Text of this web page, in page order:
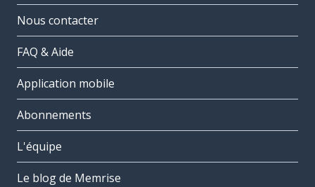
Nous contacter
FAQ & Aide
Application mobile
Abonnements
L'équipe
Le blog de Memrise